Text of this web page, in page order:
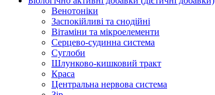
Венотоніки
Заспокійливі та снодійні
Вітаміни та мікроелементи
Серцево-судинна система
Суглоби
Шлунково-кишковий тракт
Краса
Центральна нервова система